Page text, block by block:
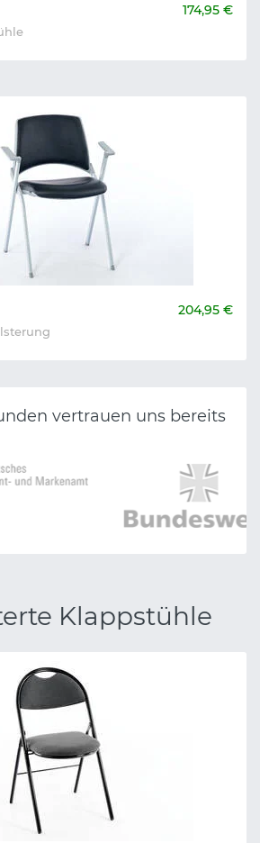
174,95 €
204,95 €
vertrauen uns bereits
Klappstühle